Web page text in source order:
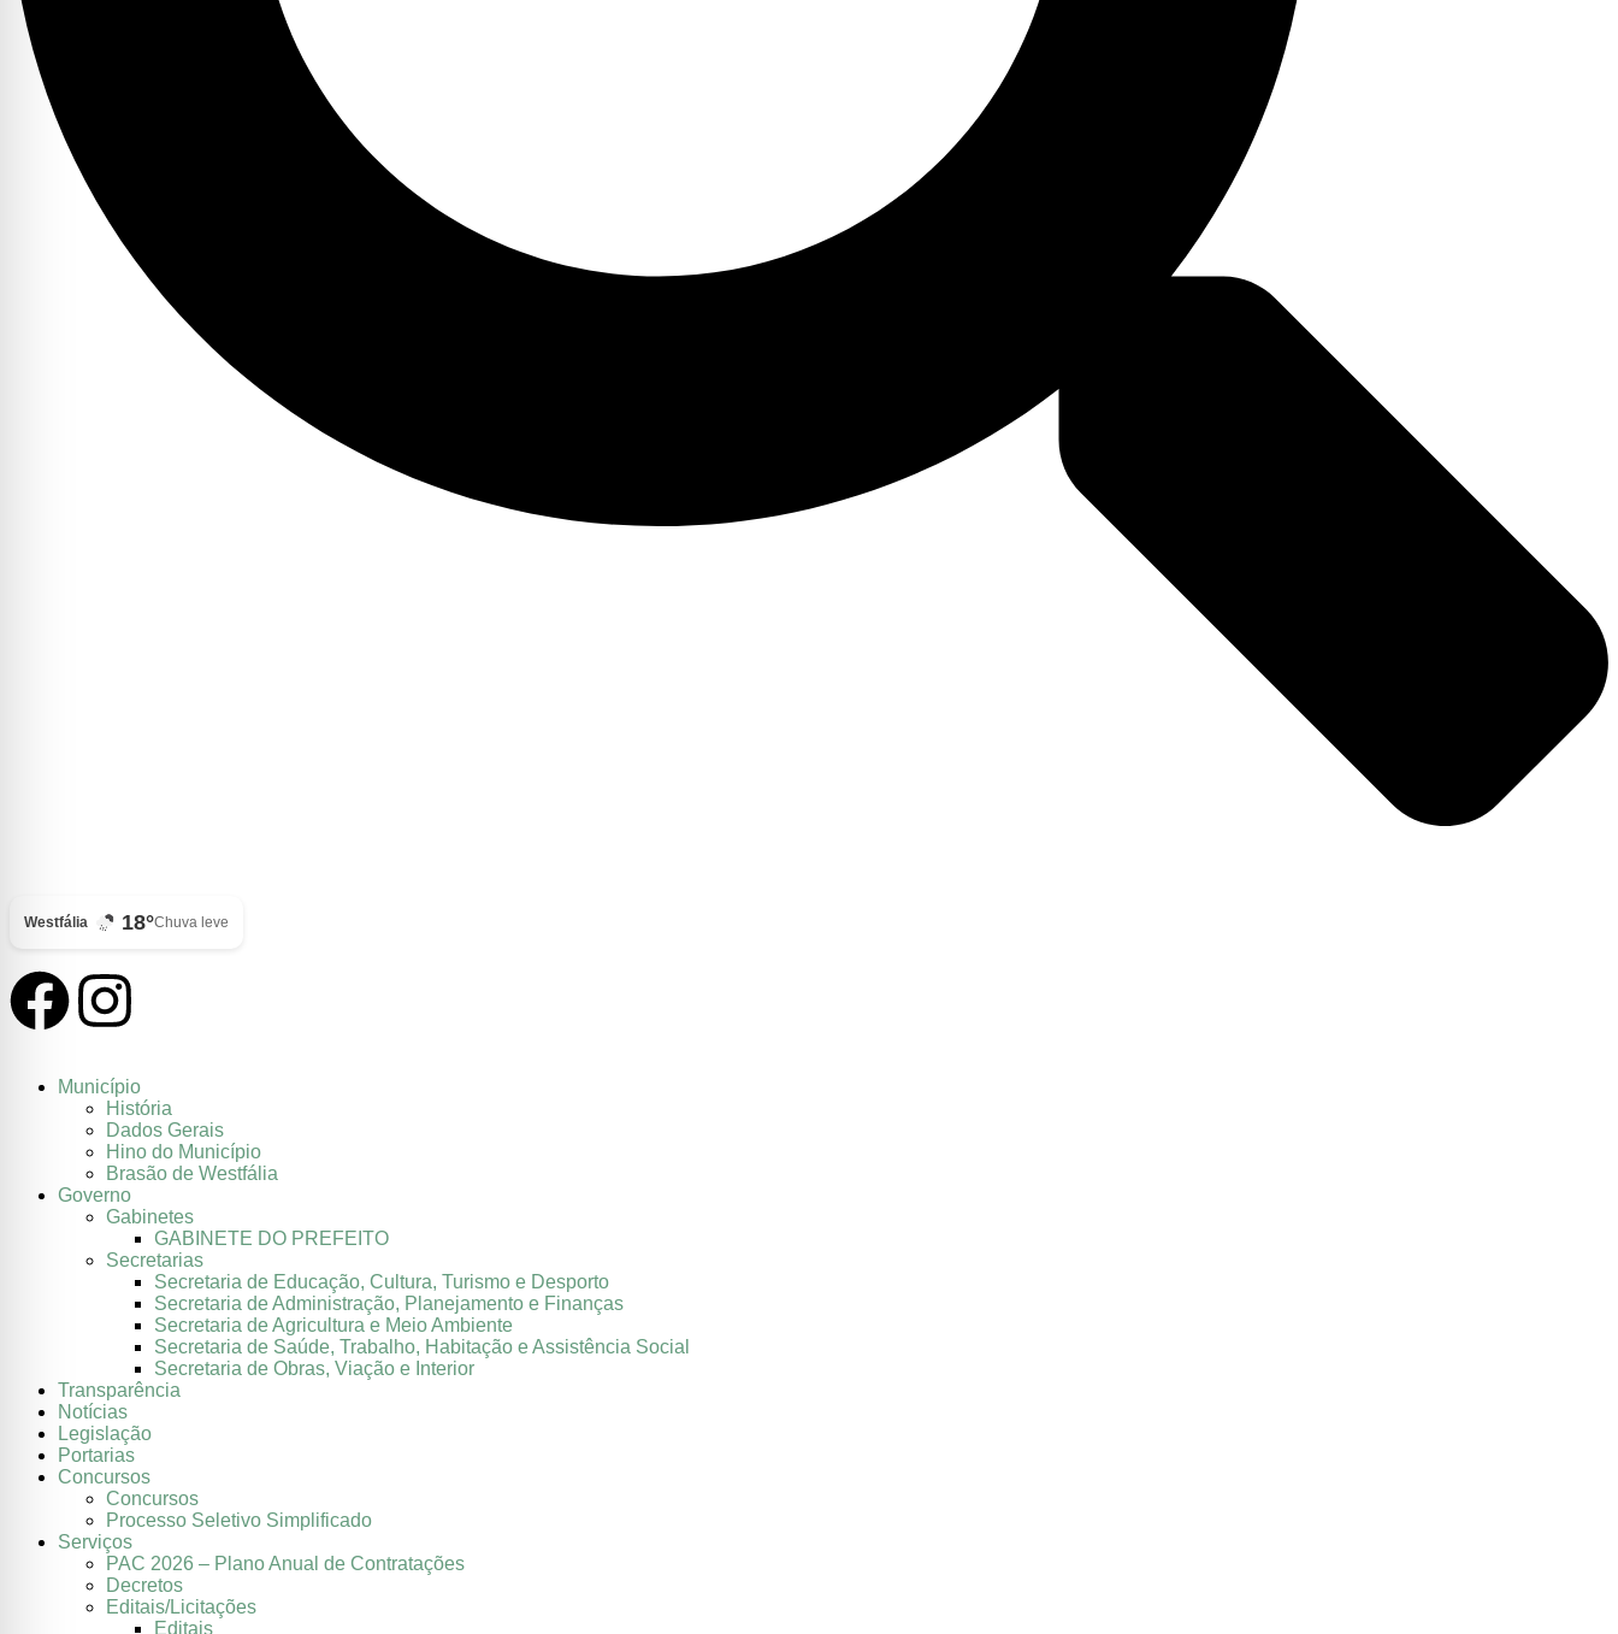
Westfália 18°Chuva leve
Município
História
Dados Gerais
Hino do Município
Brasão de Westfália
Governo
Gabinetes
GABINETE DO PREFEITO
Secretarias
Secretaria de Educação, Cultura, Turismo e Desporto
Secretaria de Administração, Planejamento e Finanças
Secretaria de Agricultura e Meio Ambiente
Secretaria de Saúde, Trabalho, Habitação e Assistência Social
Secretaria de Obras, Viação e Interior
Transparência
Notícias
Legislação
Portarias
Concursos
Concursos
Processo Seletivo Simplificado
Serviços
PAC 2026 – Plano Anual de Contratações
Decretos
Editais/Licitações
Editais